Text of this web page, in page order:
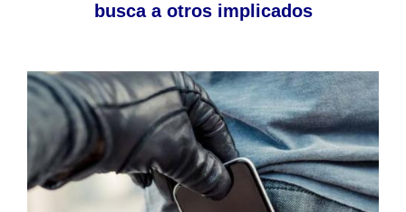
busca a otros implicados